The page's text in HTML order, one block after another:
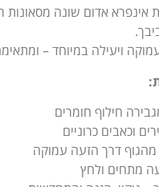
אינפרא אדום שונה
ויעילה במיוחד –
חילוף חומרים
וכאבים כרוניים
מהגוף דרך הזעה עמוקה
מתחים ולחץ